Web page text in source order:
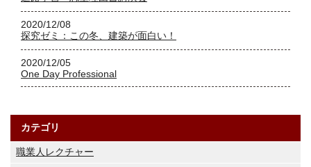
2020/12/08
探究ゼミ：この冬、建築が面白い！
2020/12/05
One Day Professional
カテゴリ
職業人レクチャー